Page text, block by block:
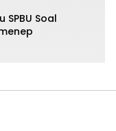
SPBU Soal